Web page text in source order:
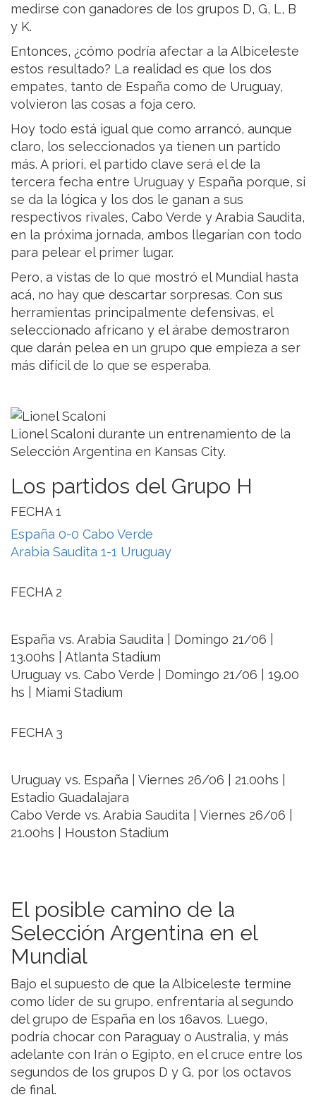
medirse con ganadores de los grupos D, G, L, B
y K.
Entonces, ¿cómo podría afectar a la Albiceleste
estos resultado? La realidad es que los dos
empates, tanto de España como de Uruguay,
volvieron las cosas a foja cero.
Hoy todo está igual que como arrancó, aunque
claro, los seleccionados ya tienen un partido
más. A priori, el partido clave será el de la
tercera fecha entre Uruguay y España porque, si
se da la lógica y los dos le ganan a sus
respectivos rivales, Cabo Verde y Arabia Saudita,
en la próxima jornada, ambos llegarían con todo
para pelear el primer lugar.
Pero, a vistas de lo que mostró el Mundial hasta
acá, no hay que descartar sorpresas. Con sus
herramientas principalmente defensivas, el
seleccionado africano y el árabe demostraron
que darán pelea en un grupo que empieza a ser
más difícil de lo que se esperaba.
Lionel Scaloni durante un entrenamiento de la
Selección Argentina en Kansas City.
Los partidos del Grupo H
FECHA 1
España 0-0 Cabo Verde
Arabia Saudita 1-1 Uruguay
FECHA 2
España vs. Arabia Saudita | Domingo 21/06 |
13.00hs | Atlanta Stadium
Uruguay vs. Cabo Verde | Domingo 21/06 | 19.00
hs | Miami Stadium
FECHA 3
Uruguay vs. España | Viernes 26/06 | 21.00hs |
Estadio Guadalajara
Cabo Verde vs. Arabia Saudita | Viernes 26/06 |
21.00hs | Houston Stadium
El posible camino de la
Selección Argentina en el
Mundial
Bajo el supuesto de que la Albiceleste termine
como líder de su grupo, enfrentaría al segundo
del grupo de España en los 16avos. Luego,
podría chocar con Paraguay o Australia, y más
adelante con Irán o Egipto, en el cruce entre los
segundos de los grupos D y G, por los octavos
de final.